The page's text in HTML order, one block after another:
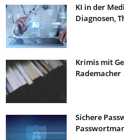
KI in der
Diagnosen,
Krimis mit
Rademacher
Sichere